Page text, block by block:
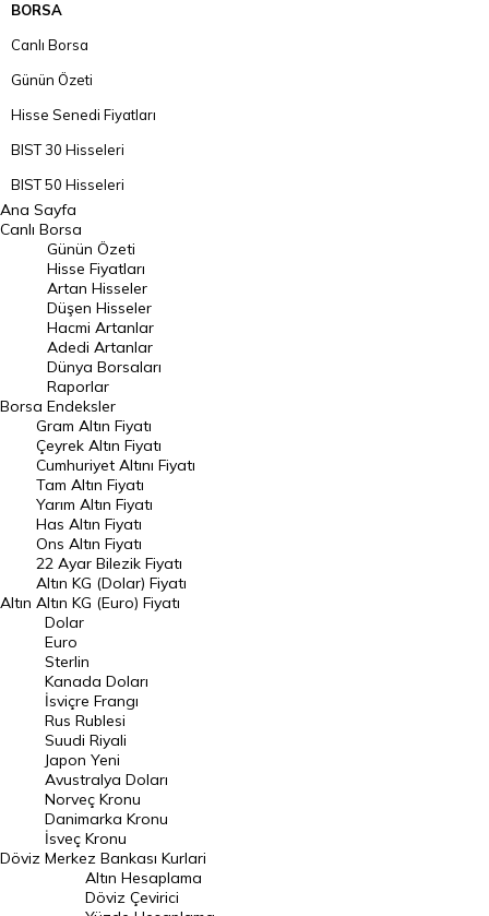
BORSA
Canlı Borsa
Günün Özeti
Hisse Senedi Fiyatları
BIST 30 Hisseleri
BIST 50 Hisseleri
BIST 100 Hisseleri
En Çok Artan Hisseler
En Çok Düşen Hisseler
Hacmi Artanlar
Geçmiş Kapanışlar
Dünya Borsaları
Raporlar
Endeksler
DÖVİZ
Döviz Kuru
Dolar Kuru
Euro Kuru
Pound Kuru
Frank Kuru
Riyal Kuru
Avustralya Doları
Danimarka Kronu Kuru
Kanada Doları Kuru
Norveç Kronu Kuru
İsveç Kronu Kuru
Ana Sayfa
Canlı Borsa
Borsa
Günün Özeti
Hisse Fiyatları
Artan Hisseler
Düşen Hisseler
Hacmi Artanlar
Adedi Artanlar
Dünya Borsaları
Raporlar
Endeksler
Altın
Gram Altın Fiyatı
Çeyrek Altın Fiyatı
Cumhuriyet Altını Fiyatı
Tam Altın Fiyatı
Yarım Altın Fiyatı
Has Altın Fiyatı
Ons Altın Fiyatı
22 Ayar Bilezik Fiyatı
Altın KG (Dolar) Fiyatı
Altın KG (Euro) Fiyatı
Döviz
Dolar
Euro
Sterlin
Kanada Doları
İsviçre Frangı
Rus Rublesi
Suudi Riyali
Japon Yeni
Avustralya Doları
Norveç Kronu
Danimarka Kronu
İsveç Kronu
Merkez Bankası Kurlari
Altın Hesaplama
Döviz Çevirici